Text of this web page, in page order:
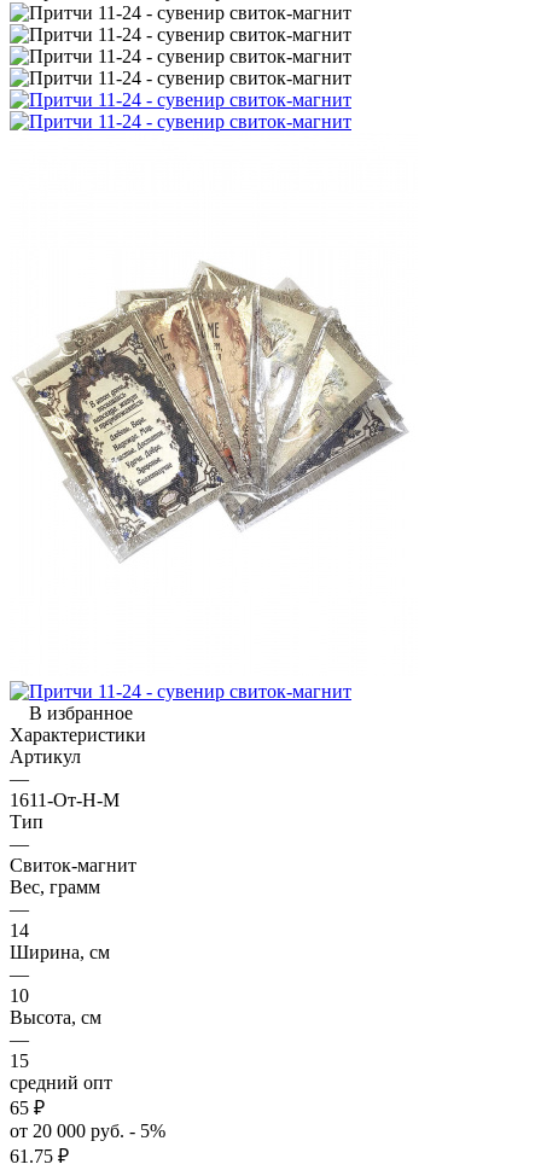
В избранное
Характеристики
Артикул
—
1611-От-Н-М
Тип
—
Свиток-магнит
Вес, грамм
—
14
Ширина, см
—
10
Высота, см
—
15
средний опт
65 ₽
от 20 000 руб. - 5%
61.75 ₽